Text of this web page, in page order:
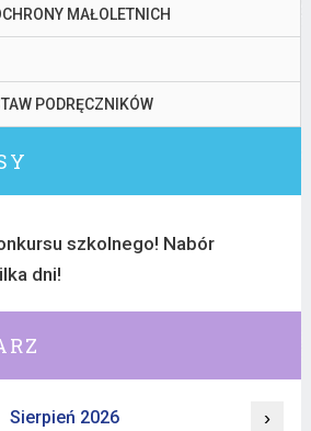
MAŁOLETNICH
PODRĘCZNIKÓW
szkolnego! Nabór
dni!
Sierpień 2026 ›